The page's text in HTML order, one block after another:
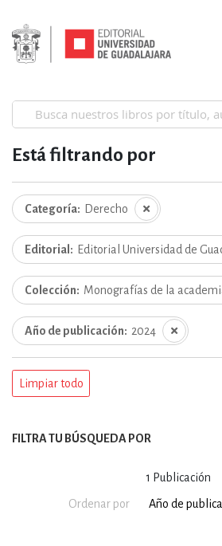
1 Publicación
Ordenar por
Está filtrando por
Categoría Derecho
Editorial Editorial Universidad de
Colección Monografías de la
Año de publicación 2024
Limpiar todo
FILTRA TU BÚSQUEDA POR